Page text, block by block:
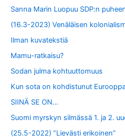
Sanna Marin Luopuu SDP:n
(16.3-2023) Venäläisen
Ilman kuvatekstiä
Mamu-ratkaisu?
Sodan julma kohtuuttomuus
Kun sota on kohdistunut
SIINÄ SE ON…
Suomi myrskyn silmässä 1. ja 2.
(25.5-2022) ”Lievästi erikoinen”